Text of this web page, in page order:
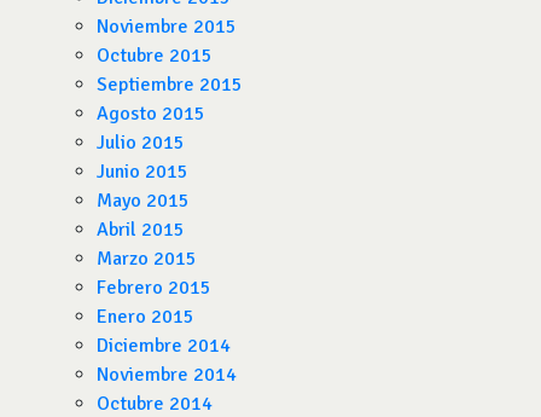
Noviembre 2015
Octubre 2015
Septiembre 2015
Agosto 2015
Julio 2015
Junio 2015
Mayo 2015
Abril 2015
Marzo 2015
Febrero 2015
Enero 2015
Diciembre 2014
Noviembre 2014
Octubre 2014